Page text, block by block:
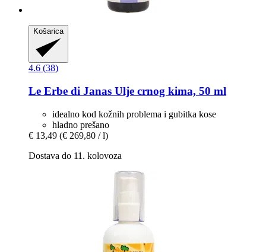
Košarica
4.6 (38)
Le Erbe di Janas Ulje crnog kima, 50 ml
idealno kod kožnih problema i gubitka kose
hladno prešano
€ 13,49 (€ 269,80 / l)
Dostava do 11. kolovoza